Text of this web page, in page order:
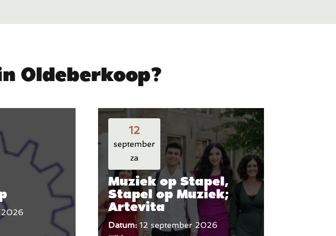
Oldeberkoop?
2026
12
september
za
Muziek op Stapel,
Stapel op Muziek;
Artevita
Datum: 12 september 2026